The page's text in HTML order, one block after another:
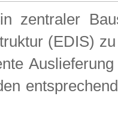
zentraler
(EDIS)